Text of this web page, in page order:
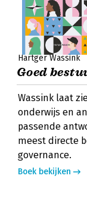
Hartger Wassink
Goed
Wassink laat
onderwijs en
passende
meest directe
governance.
Boek bekijken